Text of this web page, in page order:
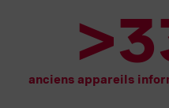
anciens appareils